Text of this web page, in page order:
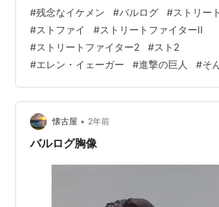
アニメ、ゲームといった創作物にもこうい
イケメン」がおりますね。 って事で、個人
浮かぶ創作物の「残念なイケメン」を挙げ
す。 「ガッカリした」（byエレン・イェ
#残念なイケメン #バルログ #ストリー
#ストファイ #ストリートファイターII
#ストリートファイター2 #スト2
#エレン・イェーガー #進撃の巨人 #そ
懐古屋 • 2年前
バルログ胸像